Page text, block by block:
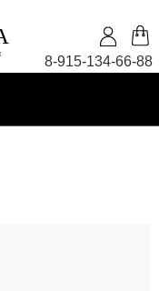
8-915-134-66-88